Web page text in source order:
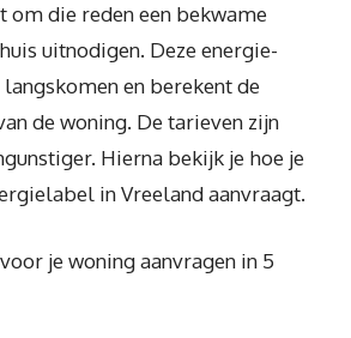
om die reden een bekwame
uitnodigen. Deze energie-
en berekent de
de woning. De tarieven zijn
Hierna bekijk je hoe je
in Vreeland aanvraagt.
je woning aanvragen in 5